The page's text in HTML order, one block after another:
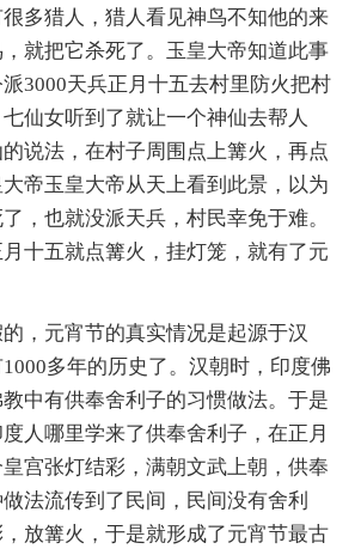
多猎人，猎人看见神鸟不知他的来
就把它杀死了。玉皇大帝知道此事
3000天兵正月十五去村里防火把村
仙女听到了就让一个神仙去帮人
说法，在村子周围点上篝火，再点
帝玉皇大帝从天上看到此景，以为
，也就没派天兵，村民幸免于难。
十五就点篝火，挂灯笼，就有了元
，元宵节的真实情况是起源于汉
多年的历史了。汉朝时，印度佛
中有供奉舍利子的习惯做法。于是
人哪里学来了供奉舍利子，在正月
宫张灯结彩，满朝文武上朝，供奉
法流传到了民间，民间没有舍利
放篝火，于是就形成了元宵节最古